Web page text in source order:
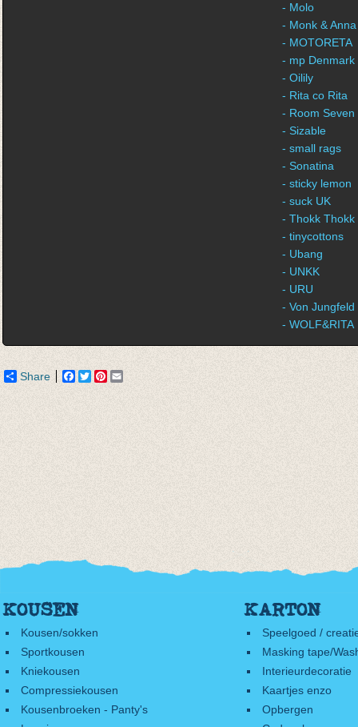
- Molo
- Monk & Anna
- MOTORETA
- mp Denmark
- Oilily
- Rita co Rita
- Room Seven
- Sizable
- small rags
- Sonatina
- sticky lemon
- suck UK
- Thokk Thokk
- tinycottons
- Ubang
- UNKK
- URU
- Von Jungfeld
- WOLF&RITA
Share Facebook
TwitterPinterest
KOUSEN
Kousen/sokken
Sportkousen
Kniekousen
Compressiekousen
Kousenbroeken - Panty's
KARTON
Speelgoed /
Masking tape/
Interieurdecoratie
Kaartjes enzo
Opbergen